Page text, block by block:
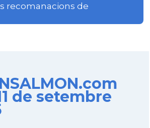
recomanacions de
de setembre